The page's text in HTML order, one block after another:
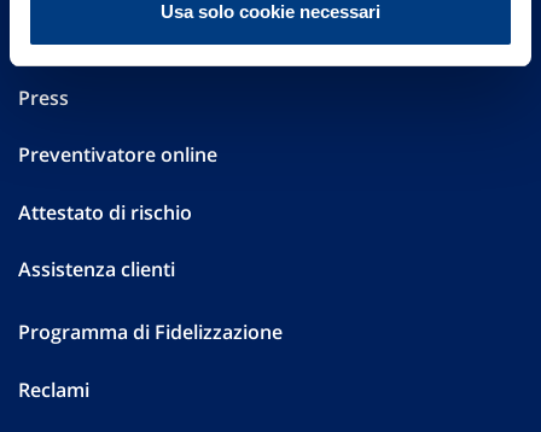
Usa solo cookie necessari
Performances
Press
Preventivatore online
Attestato di rischio
Assistenza clienti
Programma di Fidelizzazione
Reclami